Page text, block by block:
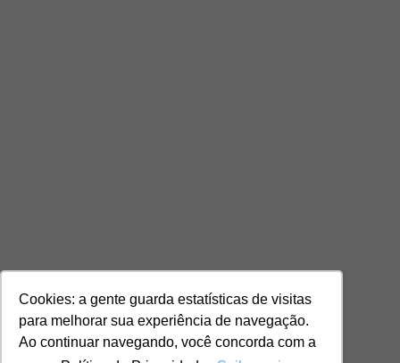
Cookies: a gente guarda estatísticas de visitas
para melhorar sua experiência de navegação.
Ao continuar navegando, você concorda com a